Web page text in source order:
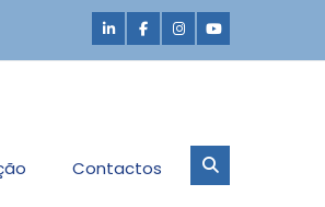
Contactos